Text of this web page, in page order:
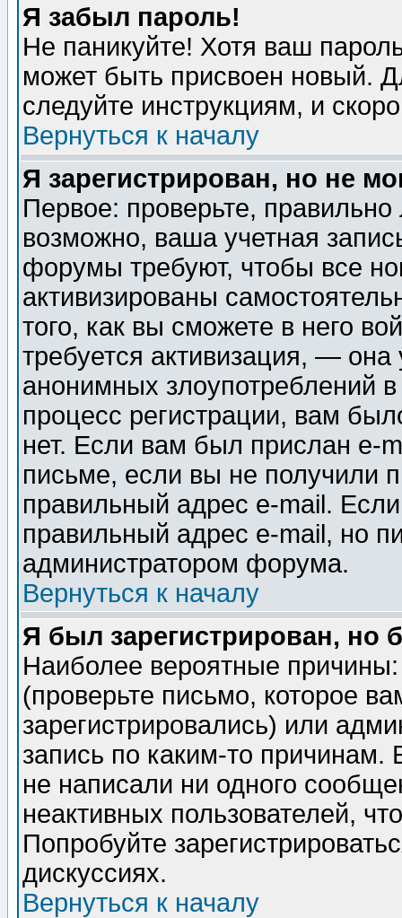
Я забыл пароль!
Не паникуйте! Хотя ваш
может быть присвоен новый.
следуйте инструкциям, и
Вернуться к началу
Я зарегистрирован, но не
Первое: проверьте,
возможно, ваша учетная
форумы требуют, чтобы все
активизированы
того, как вы сможете в него
требуется активизация, —
анонимных злоупотреблений
процесс регистрации, вам
нет. Если вам был прислан e-
письме, если вы не получили
правильный адрес e-mail.
правильный адрес e-mail, но
администратором форума.
Вернуться к началу
Я был зарегистрирован, но
Наиболее вероятные
(проверьте письмо, которое
зарегистрировались) или
запись по каким-то
не написали ни одного
неактивных пользователей,
Попробуйте
дискуссиях.
Вернуться к началу